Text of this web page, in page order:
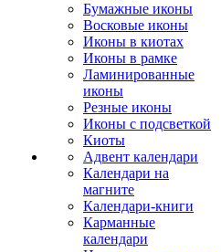
Бумажные иконы
Восковые иконы
Иконы в киотах
Иконы в рамке
Ламинированные
иконы
Резные иконы
Иконы с подсветкой
Киоты
Адвент календари
Календари на
магните
Календари-книги
Карманные
календари